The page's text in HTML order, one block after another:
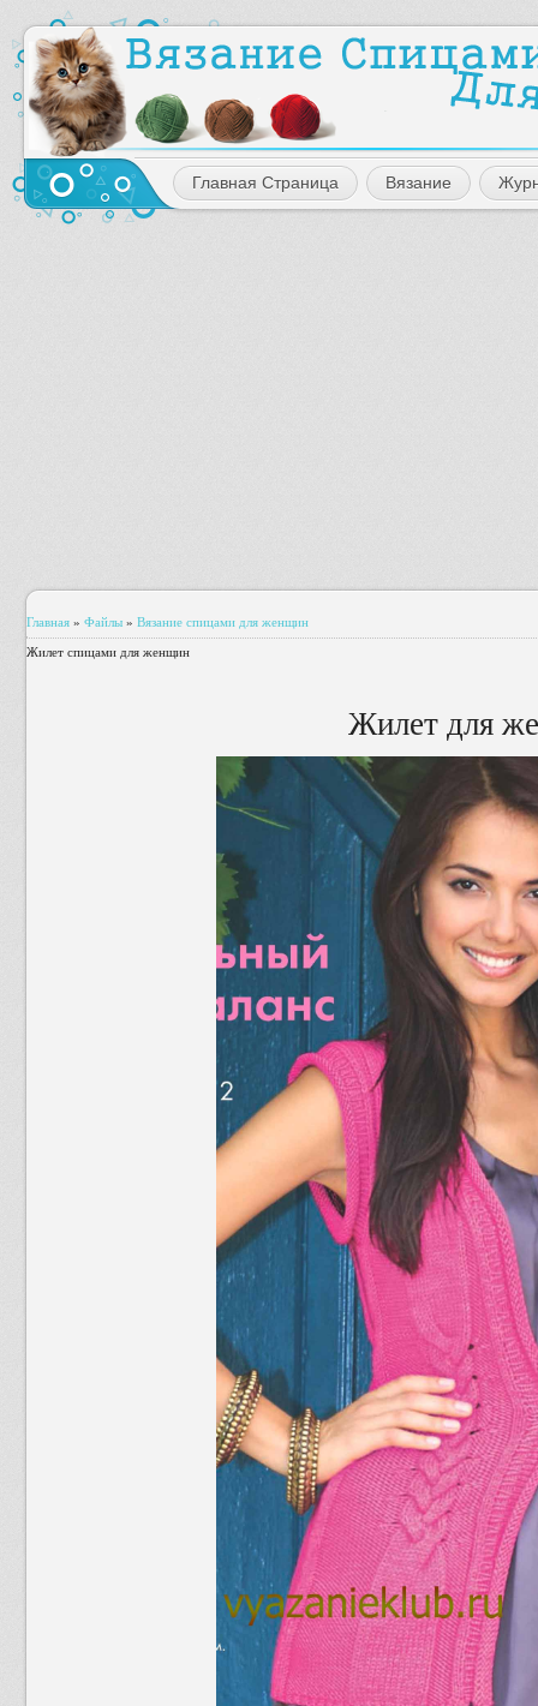
Главная Страница Вязание
Главная » Файлы » Вязание спицами для женщин
Жилет спицами для женщин
Жилет для